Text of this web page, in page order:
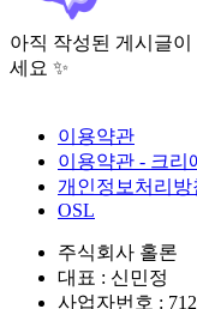
아직 작성된 게시글이
세요 ✨
이용약관
이용약관 - 크리
개인정보처리방
OSL
주식회사 홀론
대표 : 신민정
사업자번호 :